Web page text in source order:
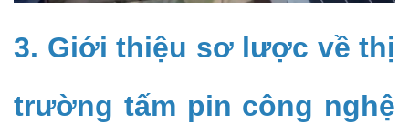
3. Giới thiệu sơ lược về thị
trường tấm pin công nghệ